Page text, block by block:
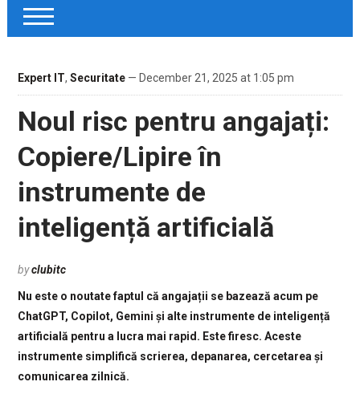
Expert IT, Securitate— December 21, 2025 at 1:05 pm
Noul risc pentru angajați:
Copiere/Lipire în
instrumente de
inteligență artificială
byclubitc
Nu este o noutate faptul că angajații se bazează acum pe
ChatGPT, Copilot, Gemini și alte instrumente de inteligență
artificială pentru a lucra mai rapid. Este firesc. Aceste
instrumente simplifică scrierea, depanarea, cercetarea și
comunicarea zilnică.